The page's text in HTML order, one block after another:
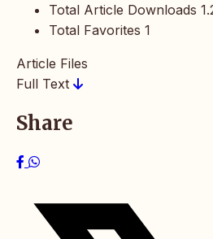
Total Article Downloads
Total Favorites 1
Article Files
Full Text
Share